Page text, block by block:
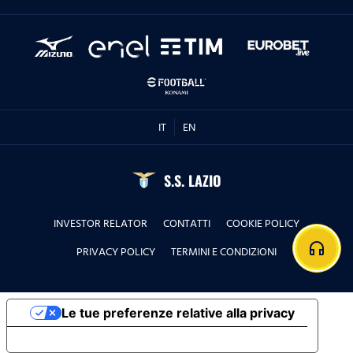
IT EN
S.S. LAZIO
INVESTOR RELATOR CONTATTI
COOKIE POLICY
PRIVACY POLICY
TERMINI E CONDIZIONI headphones
Le tue preferenze relative alla privacy